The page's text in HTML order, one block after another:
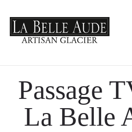
Passage
La Belle